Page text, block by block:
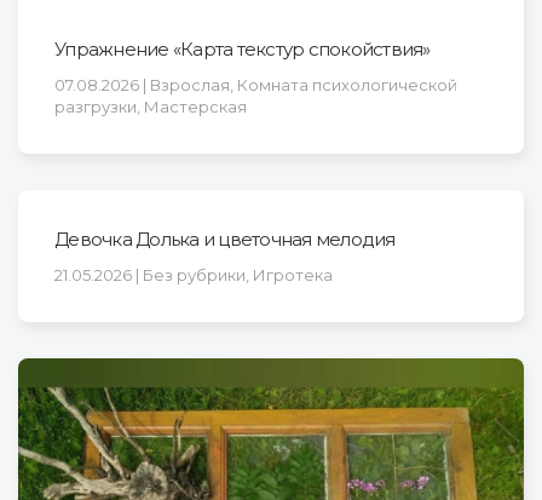
Упражнение «Карта текстур спокойствия»
07.08.2026 | Взрослая, Комната психологической
разгрузки, Мастерская
Девочка Долька и цветочная мелодия
21.05.2026 | Без рубрики, Игротека